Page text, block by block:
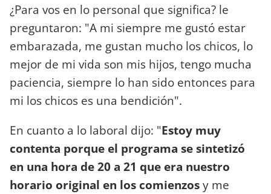
¿Para vos en lo personal que significa? le
preguntaron: "A mi siempre me gustó estar
embarazada, me gustan mucho los chicos, lo
mejor de mi vida son mis hijos, tengo mucha
paciencia, siempre lo han sido entonces para
mi los chicos es una bendición".
En cuanto a lo laboral dijo: "Estoy muy
contenta porque el programa se sintetizó
en una hora de 20 a 21 que era nuestro
horario original en los comienzosy me